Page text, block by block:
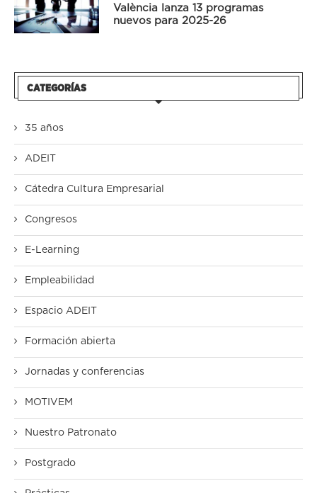
València lanza 13 programas
nuevos para 2025-26
CATEGORÍAS
35 años
ADEIT
Cátedra Cultura Empresarial
Congresos
E-Learning
Empleabilidad
Espacio ADEIT
Formación abierta
Jornadas y conferencias
MOTIVEM
Nuestro Patronato
Postgrado